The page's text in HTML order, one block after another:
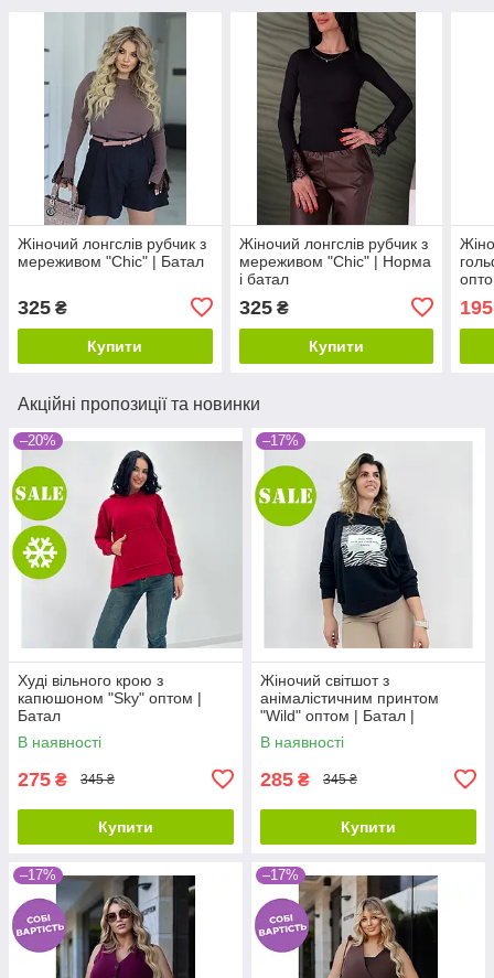
Жіночий лонгслів рубчик з
мереживом "Chic" | Батал
325 ₴
Купити
Жіночий лонгслів рубчик з
мереживом "Chic" | Норма
і батал
325₴
Купити
195
Акційні пропозиції та новинки
–20%
Худі вільного крою з
капюшоном "Sky" оптом |
Батал
В наявності
275 ₴ 345 ₴
Купити
–17%
Жіночий світшот з
анімалістичним принтом
"Wild" оптом | Батал |
Розпродаж моделі
В наявності
285 ₴ 345 ₴
Купити
–17% –17%